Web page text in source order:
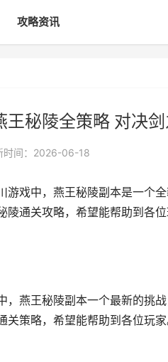
攻略资讯
王秘陵全策略 对决
时间：2026-06-18
游戏中，燕王秘陵副本是一个
陵通关攻略，希望能帮助到各
，燕王秘陵副本一个最新的挑
关策略，希望能帮助到各位玩家